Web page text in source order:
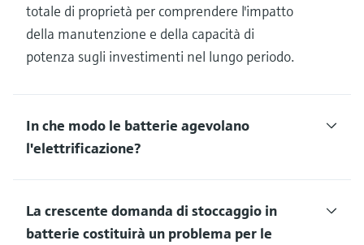
totale di proprietà per comprendere l'impatto
della manutenzione e della capacità di
potenza sugli investimenti nel lungo periodo.
In che modo le batterie agevolano
l'elettrificazione?
La crescente domanda di stoccaggio in
batterie costituirà un problema per le